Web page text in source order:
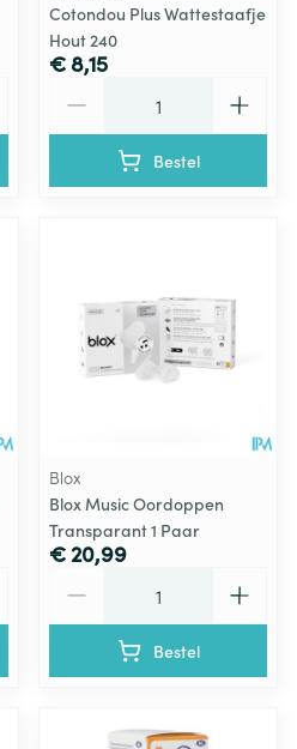
Cotondou Plus Wattestaafje
Hout 240
€ 8,15
Bestel
Blox
Blox Music Oordoppen
Transparant 1 Paar
€ 20,99
Bestel